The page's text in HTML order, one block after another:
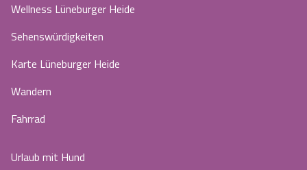
Wellness Lüneburger Heide
Sehenswürdigkeiten
Karte Lüneburger Heide
Wandern
Fahrrad
Urlaub mit Hund